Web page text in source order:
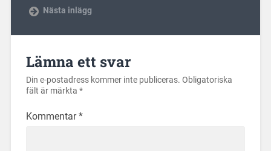
Nästa inlägg
Lämna ett svar
Din e-postadress kommer inte publiceras. Obligatoriska
fält är märkta *
Kommentar*